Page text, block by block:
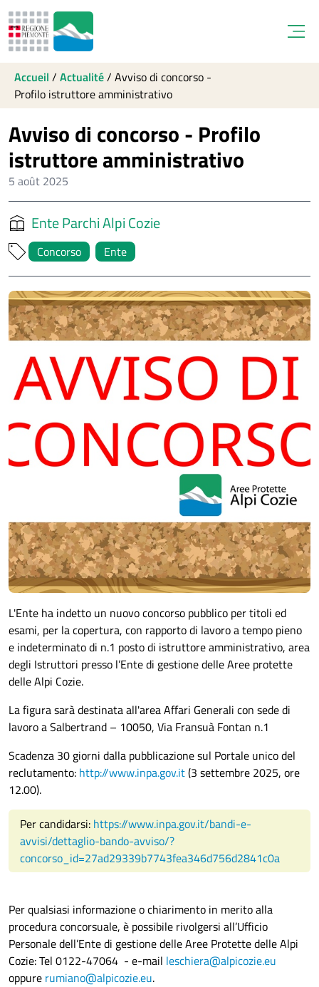
Accueil / Actualité/ Avviso di concorso -
Profilo istruttore amministrativo
Avviso di concorso - Profilo
istruttore amministrativo
5 août 2025
Ente Parchi Alpi Cozie
Concorso Ente
L'Ente ha indetto un nuovo concorso pubblico per titoli ed
esami, per la copertura, con rapporto di lavoro a tempo pieno
e indeterminato di n.1 posto di istruttore amministrativo, area
degli Istruttori presso l’Ente di gestione delle Aree protette
delle Alpi Cozie.
La figura sarà destinata all'area Affari Generali con sede di
lavoro a Salbertrand – 10050, Via Fransuà Fontan n.1
Scadenza 30 giorni dalla pubblicazione sul Portale unico del
reclutamento: http://www.inpa.gov.it(3 settembre 2025, ore
12.00).
Per candidarsi: https://www.inpa.gov.it/bandi-e-
avvisi/dettaglio-bando-avviso/?
concorso_id=27ad29339b7743fea346d756d2841c0a
Per qualsiasi informazione o chiarimento in merito alla
procedura concorsuale, è possibile rivolgersi all’Ufficio
Personale dell’Ente di gestione delle Aree Protette delle Alpi
Cozie: Tel 0122-47064 - e-mail leschiera@alpicozie.eu
oppure rumiano@alpicozie.eu.